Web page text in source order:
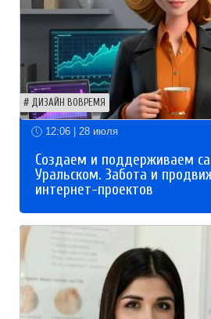
ДИЗАЙН ВОВРЕМЯ
12:06 | 28 июля
Создаем и поддерживаем
Уральском. Забота и
интернет-проектов